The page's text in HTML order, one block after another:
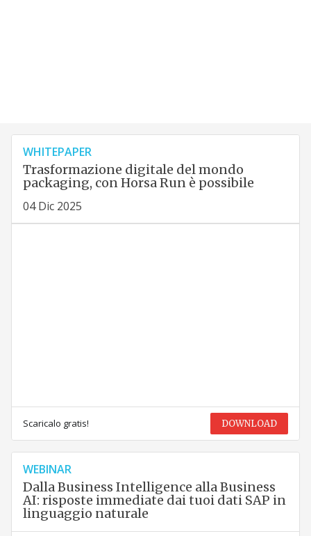
WHITEPAPER
Trasformazione digitale del mondo
packaging, con Horsa Run è possibile
04 Dic 2025
Scaricalo gratis! DOWNLOAD
WEBINAR
Dalla Business Intelligence alla Business
AI: risposte immediate dai tuoi dati SAP in
linguaggio naturale